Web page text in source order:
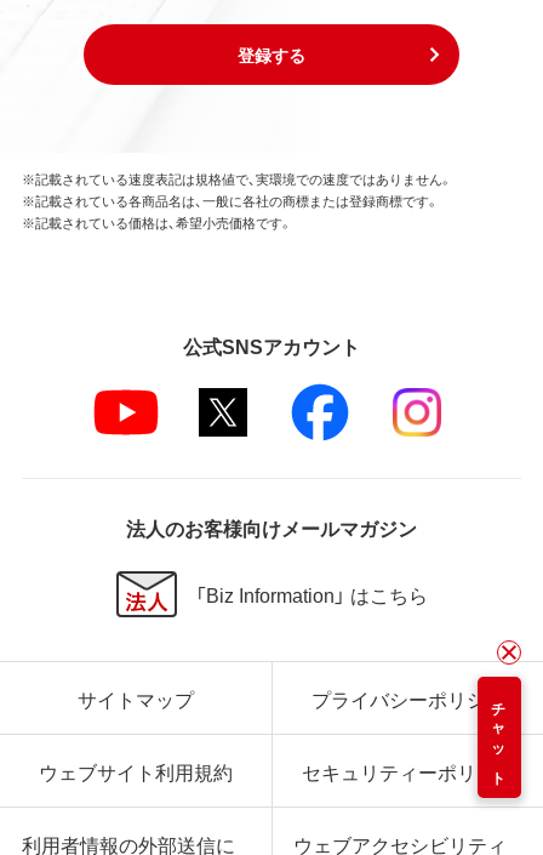
登録する
チャット
※記載されている速度表記は規格値で、実環境での速度ではありません。
※記載されている各商品名は、一般に各社の商標または登録商標です。
※記載されている価格は、希望小売価格です。
公式SNSアカウント
法人のお客様向けメールマガジン
「Biz Information」 はこちら
サイトマップ プライバシーポリシー
ウェブサイト利用規約 セキュリティーポリシー
利用者情報の外部送信に ウェブアクセシビリティ